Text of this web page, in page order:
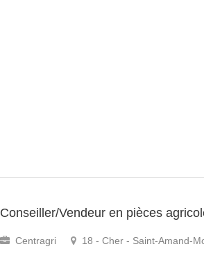
Conseiller/Vendeur en pièces
Centragri 18 - Cher - Saint-Amand-